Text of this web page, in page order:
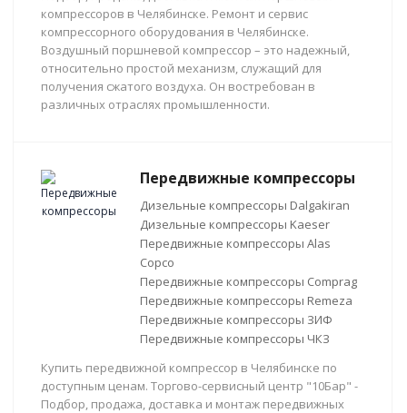
компрессоров в Челябинске. Ремонт и сервис
компрессорного оборудования в Челябинске.
Воздушный поршневой компрессор – это надежный,
относительно простой механизм, служащий для
получения сжатого воздуха. Он востребован в
различных отраслях промышленности.
Передвижные компрессоры
Дизельные компрессоры Dalgakiran
Дизельные компрессоры Kaeser
Передвижные компрессоры Alas
Copco
Передвижные компрессоры Comprag
Передвижные компрессоры Remeza
Передвижные компрессоры ЗИФ
Передвижные компрессоры ЧКЗ
Купить передвижной компрессор в Челябинске по
доступным ценам. Торгово-сервисный центр "10Бар" -
Подбор, продажа, доставка и монтаж передвижных